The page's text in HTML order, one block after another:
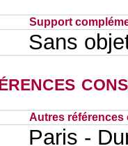
Support
Sans
Autres références
Paris -